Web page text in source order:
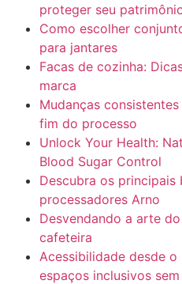
proteger seu
Como escolher
para jantares
Facas de cozinha:
marca
Mudanças
fim do processo
Unlock Your Health:
Blood Sugar Control
Descubra os principais
processadores Arno
Desvendando a arte
cafeteira
Acessibilidade desde
espaços inclusivos